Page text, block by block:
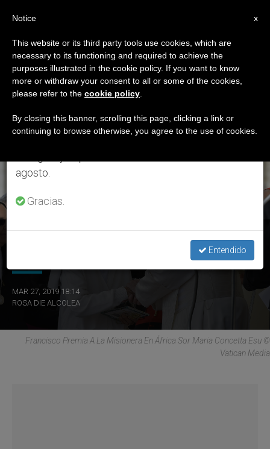
ETIQUETA
Posts Tagged ‘Sor
Maria Concetta’
ÚLTIMAS NOTICIAS
MAR 27, 2019 18:14
ROSA DIE ALCOLEA
Francisco Premia A La Misionera En África Sor Maria Concetta Esu ©
Vatican Media
×
Aviso importante
Del 27 de julio al 7 de agosto haremos la pausa
anual, aprovechando que en el periodo de verano
se generan menos informaciones y también el
agosto.
Gracias.
Entendido
x
Notice
This website or its third party tools use cookies, which are
necessary to its functioning and required to achieve the
purposes illustrated in the cookie policy. If you want to know
more or withdraw your consent to all or some of the cookies,
please refer to the cookie policy
By closing this banner, scrolling this page, clicking a link or
continuing to browse otherwise, you agree to the use of cookies.